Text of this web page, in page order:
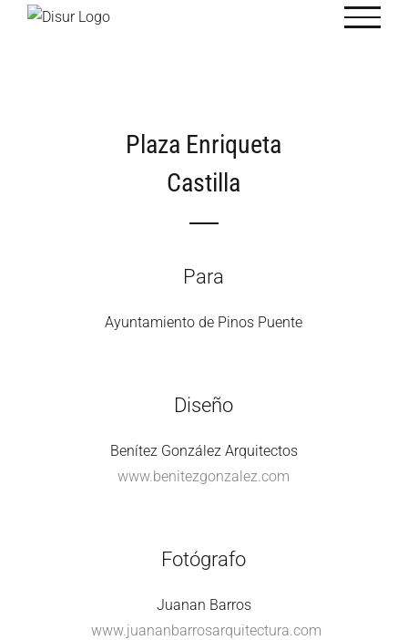
Saltar
Plaza Enriqueta
Castilla
Para
Ayuntamiento de Pinos Puente
Diseño
Benítez González Arquitectos
www.benitezgonzalez.com
Fotógrafo
Juanan Barros
www.juananbarrosarquitectura.com